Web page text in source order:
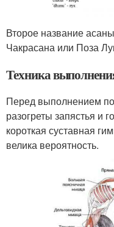
Второе название
Чакрасана или Поза
Техника
Перед выполнением
разогреты запястья и
короткая суставная
велика вероятность.